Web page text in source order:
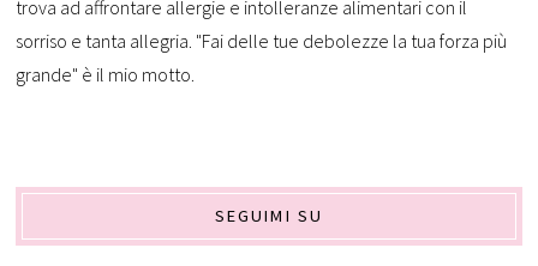
trova ad affrontare allergie e intolleranze alimentari con il
sorriso e tanta allegria. "Fai delle tue debolezze la tua forza più
grande" è il mio motto.
SEGUIMI SU